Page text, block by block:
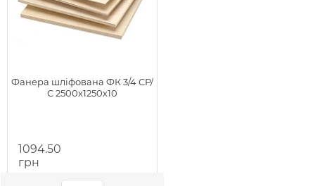
Фанера шліфована ФК 3/4 СР/
С 2500х1250х10
1094.50
грн